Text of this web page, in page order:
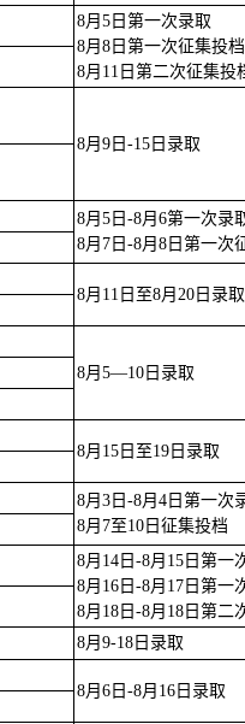
8月5日第一次录取
8月8日第一次征集投档
8月11日第二次征集投
8月9日-15日录取
8月5日-8月6第一次录
8月7日-8月8日第一次
8月11日至8月20日录取
8月5—10日录取
8月15日至19日录取
8月3日-8月4日第一次
8月7至10日征集投档
8月14日-8月15日第一
8月16日-8月17日第一
8月18日-8月18日第二
8月9-18日录取
8月6日-8月16日录取